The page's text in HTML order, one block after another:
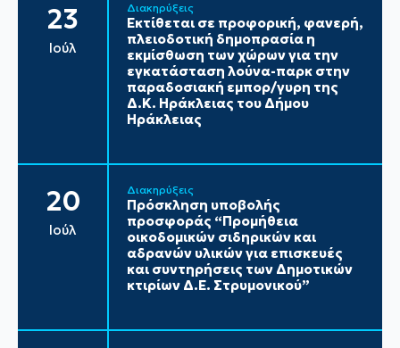
23
Ιούλ
Διακηρύξεις
Εκτίθεται σε προφορική, φανερή,
πλειοδοτική δημοπρασία η
εκμίσθωση των χώρων για την
εγκατάσταση λούνα-παρκ στην
παραδοσιακή εμπορ/γυρη της
Δ.Κ. Ηράκλειας του Δήμου
Ηράκλειας
20
Ιούλ
Διακηρύξεις
Πρόσκληση υποβολής
προσφοράς “Προμήθεια
οικοδομικών σιδηρικών και
αδρανών υλικών για επισκευές
και συντηρήσεις των Δημοτικών
κτιρίων Δ.Ε. Στρυμονικού”